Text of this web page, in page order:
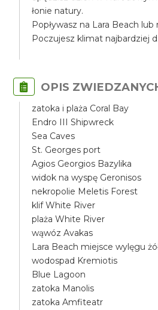
łonie natury.
Popływasz na Lara Beach
Poczujesz klimat najbardziej
OPIS
zatoka i plaża Coral Bay
Endro III Shipwreck
Sea Caves
St. Georges port
Agios Georgios Bazylika
widok na wyspę Geronisos
nekropolie Meletis Forest
klif White River
plaża White River
wąwóz Avakas
Lara Beach miejsce wylęgu
wodospad Kremiotis
Blue Lagoon
zatoka Manolis
zatoka Amfiteatr